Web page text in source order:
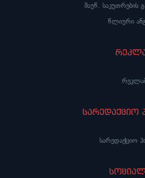
მაუწ. საკუთრების
წლიური
სარედაქციო
სარედაქციო